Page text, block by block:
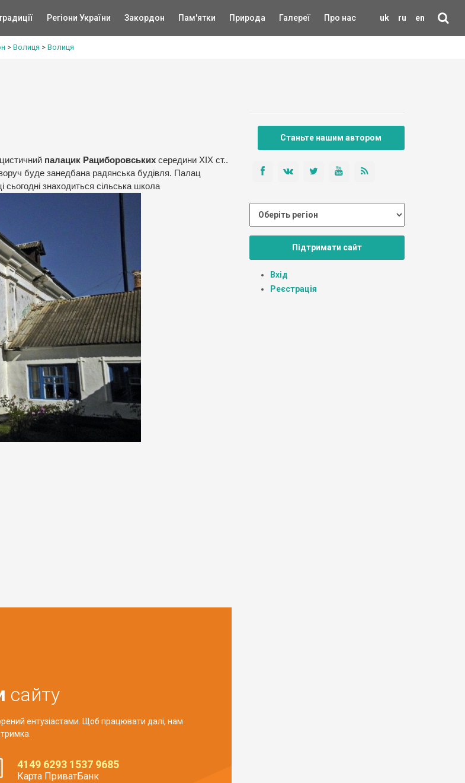
uk ru en
Регіони України Закордон Пам'ятки Природа Галереї Про нас
> Волиця > Волиця
палацик Рациборовських середини ХІХ ст..
буде занедбана радянська будівля. Палац
знаходиться сільська школа
сайту
ентузіастами. Щоб працювати далі, нам
4149 6293 1537 9685
Карта ПриватБанк
Станьте нашим автором
Підтримати сайт
Вхід
Реєстрація